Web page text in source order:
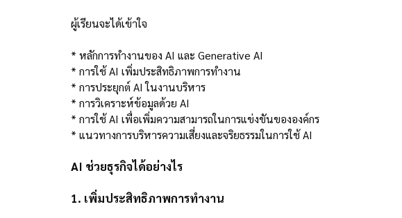
ผู้เรียนจะได้เข้าใจ
* หลักการทำงานของ AI และ Generative AI
* การใช้ AI เพิ่มประสิทธิภาพการทำงาน
* การประยุกต์ AI ในงานบริหาร
* การวิเคราะห์ข้อมูลด้วย AI
* การใช้ AI เพื่อเพิ่มความสามารถในการแข่งขันขององค์กร
* แนวทางการบริหารความเสี่ยงและจริยธรรมในการใช้ AI
AI ช่วยธุรกิจได้อย่างไร
1. เพิ่มประสิทธิภาพการทำงาน